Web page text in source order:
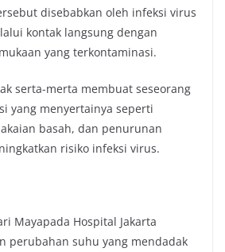
disebabkan oleh infeksi virus
kontak langsung dengan
yang terkontaminasi.
serta-merta membuat seseorang
yang menyertainya seperti
basah, dan penurunan
risiko infeksi virus.
Mayapada Hospital Jakarta
perubahan suhu yang mendadak